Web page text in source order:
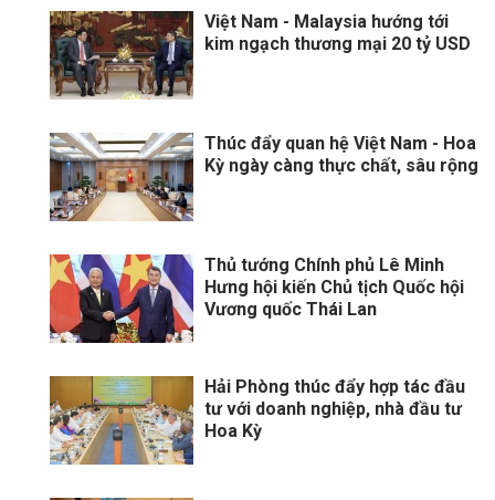
Việt Nam - Malaysia hướng tới
kim ngạch thương mại 20 tỷ USD
Thúc đẩy quan hệ Việt Nam - Hoa
Kỳ ngày càng thực chất, sâu rộng
Thủ tướng Chính phủ Lê Minh
Hưng hội kiến Chủ tịch Quốc hội
Vương quốc Thái Lan
Hải Phòng thúc đẩy hợp tác đầu
tư với doanh nghiệp, nhà đầu tư
Hoa Kỳ